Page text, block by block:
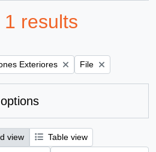
results
Exteriores Remove filter:
File
view
Table view